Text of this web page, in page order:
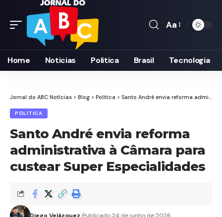
Font
Aa
Home Noticias Politica Brasil Tecnologia
Jornal do ABC Notícias > Blog > Politica > Santo André envia reforma administrativa à Câmara para custear Super Especialidades
POLITICA
Santo André envia reforma
administrativa à Câmara para
custear Super Especialidades